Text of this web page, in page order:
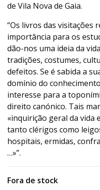
de Vila Nova de Gaia.
“Os livros das visitações
importância para os
dão-nos uma ideia da
tradições, costumes,
defeitos. Se é sabida a
domínio do
interesse para a
direito canónico. Tais
«inquirição geral da vida
tanto clérigos como
hospitais, ermidas,
…»”.
Fora de stock